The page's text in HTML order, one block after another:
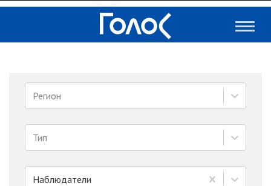
Регион
Тип
Наблюдатели